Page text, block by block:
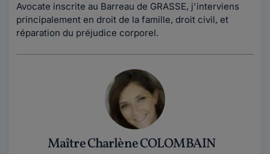
Avocate inscrite au Barreau de GRASSE, j'interviens
principalement en droit de la famille, droit civil, et
réparation du préjudice corporel.
Maître Charlène COLOMBAIN